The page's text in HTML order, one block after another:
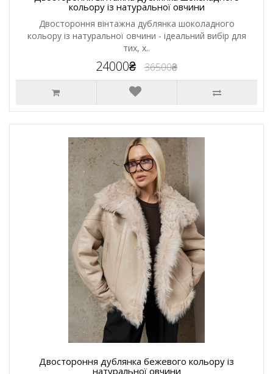
кольору із натуральної овчини
Двостороння вінтажна дублянка шоколадного
кольору із натуральної овчини - ідеальний вибір для
тих, х..
24000₴ 36500₴
Двостороння дублянка бежевого кольору із
натуральної овчини